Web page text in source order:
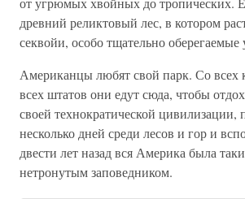
древний реликтовый лес, в котором
секвойи, особо тщательно
Американцы любят свой парк. Со всех
всех штатов они едут сюда, чтобы
своей технократической цивилизации,
несколько дней среди лесов и гор и
двести лет назад вся Америка была
нетронутым заповедником.